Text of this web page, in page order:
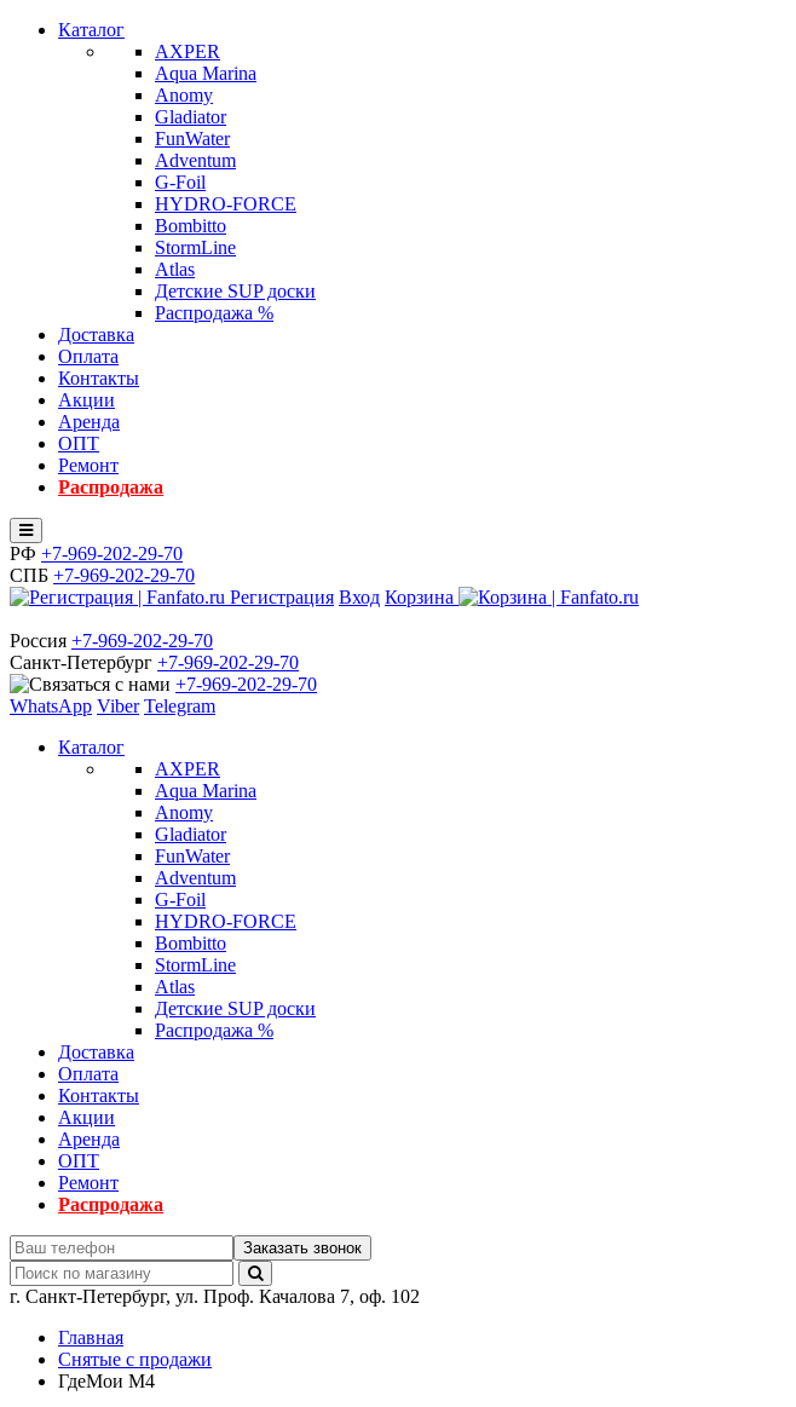
Каталог
AXPER
Aqua Marina
Anomy
Gladiator
FunWater
Adventum
G-Foil
HYDRO-FORCE
Bombitto
StormLine
Atlas
Детские SUP доски
Распродажа %
Доставка
Оплата
Контакты
Акции
Аренда
ОПТ
Ремонт
Распродажа
РФ +7-969-202-29-70
СПБ +7-969-202-29-70
Регистрация Вход Корзина
Россия +7-969-202-29-70
Санкт-Петербург +7-969-202-29-70
+7-969-202-29-70
WhatsApp Viber Telegram
Каталог
AXPER
Aqua Marina
Anomy
Gladiator
FunWater
Adventum
G-Foil
HYDRO-FORCE
Bombitto
StormLine
Atlas
Детские SUP доски
Распродажа %
Доставка
Оплата
Контакты
Акции
Аренда
ОПТ
Ремонт
Распродажа
Заказать звонок
г. Санкт-Петербург, ул. Проф. Качалова 7, оф. 102
Главная
Снятые с продажи
ГдеМои M4